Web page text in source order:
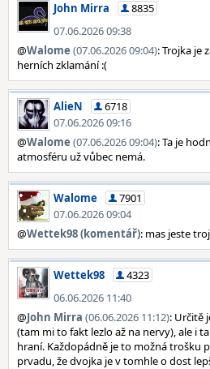
John Mirra
8835
07.06.2026 09:38
@Walome (07.06.2026 09:04): Trojka je
herních zklamání :(
AlieN
6718
07.06.2026 09:16
@Walome (07.06.2026 09:04): Ta je
atmosféru už vůbec nemá.
Walome
7901
07.06.2026 09:04
@Wettek98 (komentář): mas jeste
Wettek98
4323
06.06.2026 11:40
@John Mirra (06.06.2026 11:12): Určitě
(tam mi to fakt lezlo až na nervy), ale i
hraní. Každopádně je to možná trošku
prvadu, že dvojka je v tomhle o dost